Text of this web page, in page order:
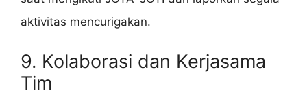
aktivitas mencurigakan.
9. Kolaborasi dan Kerjasama
Tim